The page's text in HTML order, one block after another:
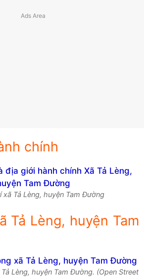
chính
xã Tả Lèng, huyện Tam Đường
Tả Lèng, huyện Tam
Lèng, huyện Tam Đường. (Open Street